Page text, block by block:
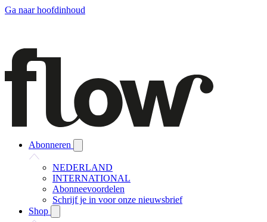
Ga naar hoofdinhoud
Abonneren
NEDERLAND
INTERNATIONAL
Abonneevoordelen
Schrijf je in voor onze nieuwsbrief
Shop